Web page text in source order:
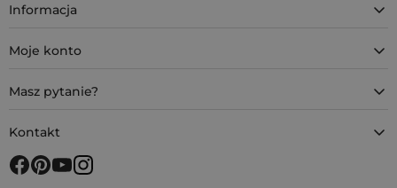
Informacja
Moje konto
Masz pytanie?
Kontakt